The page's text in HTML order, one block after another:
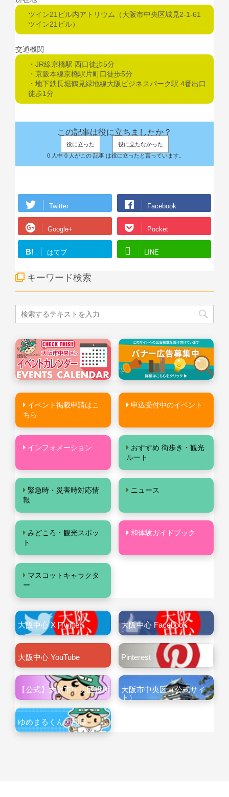
ツイン21ビル内アトリウム（大阪市中央区城見2-1-61
ツイン21ビル）
交通機関
・JR線京橋駅 西口徒歩5分
・京阪本線京橋駅片町口徒歩5分
・地下鉄長堀鶴見緑地線大阪ビジネスパーク駅 4番出口
徒歩1分
この記事は役に立ちましたか？
役に立った
役に立たなかった
0 人中 0 人がこの 記事 は役に立ったと言っています。
Twitter Facebook
Google+ Pocket
B! はてブ LINE
キーワード検索
イベント掲載申請はこ
ちら
申込受付中のイベント
インフォメーション
おすすめ 街歩き・観光
ルート
緊急時・災害時対応情
報
ニュース
みどころ・観光スポッ
ト
和体験ガイドブック
マスコットキャラクタ
ー
大阪中心 X [Twitter] 大阪中心 Facebook
大阪中心 YouTube Pinterest
【公式】大阪市中央区役所
大阪市中央区（公式サイ
ト）
ゆめまるくんの部屋